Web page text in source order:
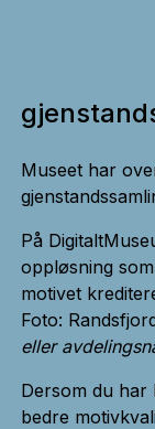
Museet har
På
oppløsning
motivet
Foto:
eller
Dersom du
bedre